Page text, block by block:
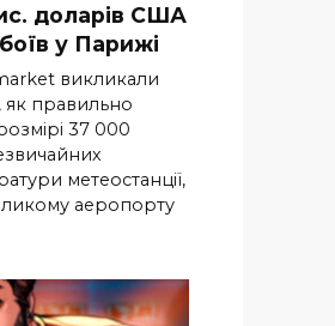
доларів США
у Парижі
викликали
як правильно
37 000
метеостанції,
аеропорту